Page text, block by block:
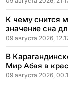
К чему снится
значение сна
09 августа 2026,
В
Мир Абая в
09 августа 2026,